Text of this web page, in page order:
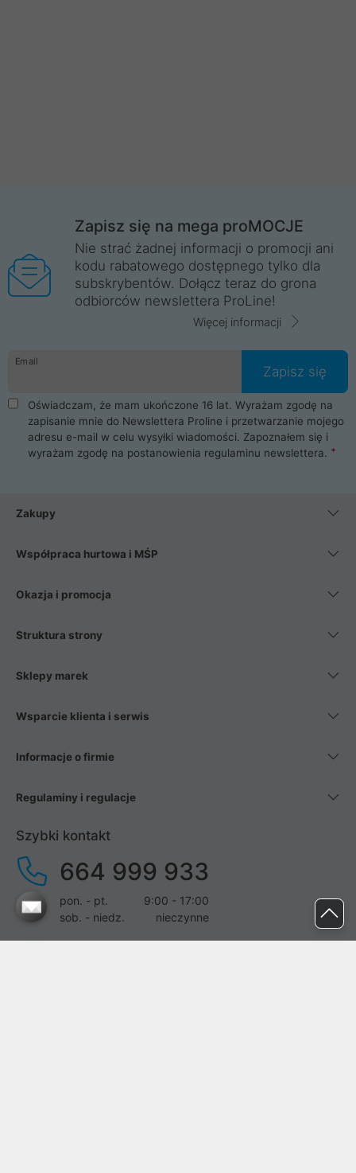
Zapisz się na mega proMOCJE
Nie strać żadnej informacji o promocji ani
kodu rabatowego dostępnego tylko dla
subskrybentów. Dołącz teraz do grona
odbiorców newslettera ProLine!
Więcej informacji
Email
Zapisz się
Oświadczam, że mam ukończone 16 lat. Wyrażam zgodę na
zapisanie mnie do Newslettera Proline i przetwarzanie mojego
adresu e-mail w celu wysyłki wiadomości. Zapoznałem się i
wyrażam zgodę na postanowienia regulaminu newslettera.
Zakupy
Współpraca hurtowa i MŚP
Okazja i promocja
Struktura strony
Sklepy marek
Wsparcie klienta i serwis
Informacje o firmie
Regulaminy i regulacje
Szybki kontakt
664 999 933
pon. - pt.
9:00 - 17:00
sob. - niedz.
nieczynne